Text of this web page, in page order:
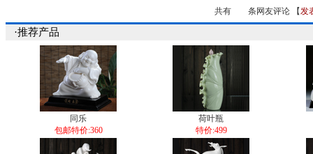
共有
条网友评论 【发
·推荐产品
同乐
包邮特价:360
荷叶瓶
特价:499